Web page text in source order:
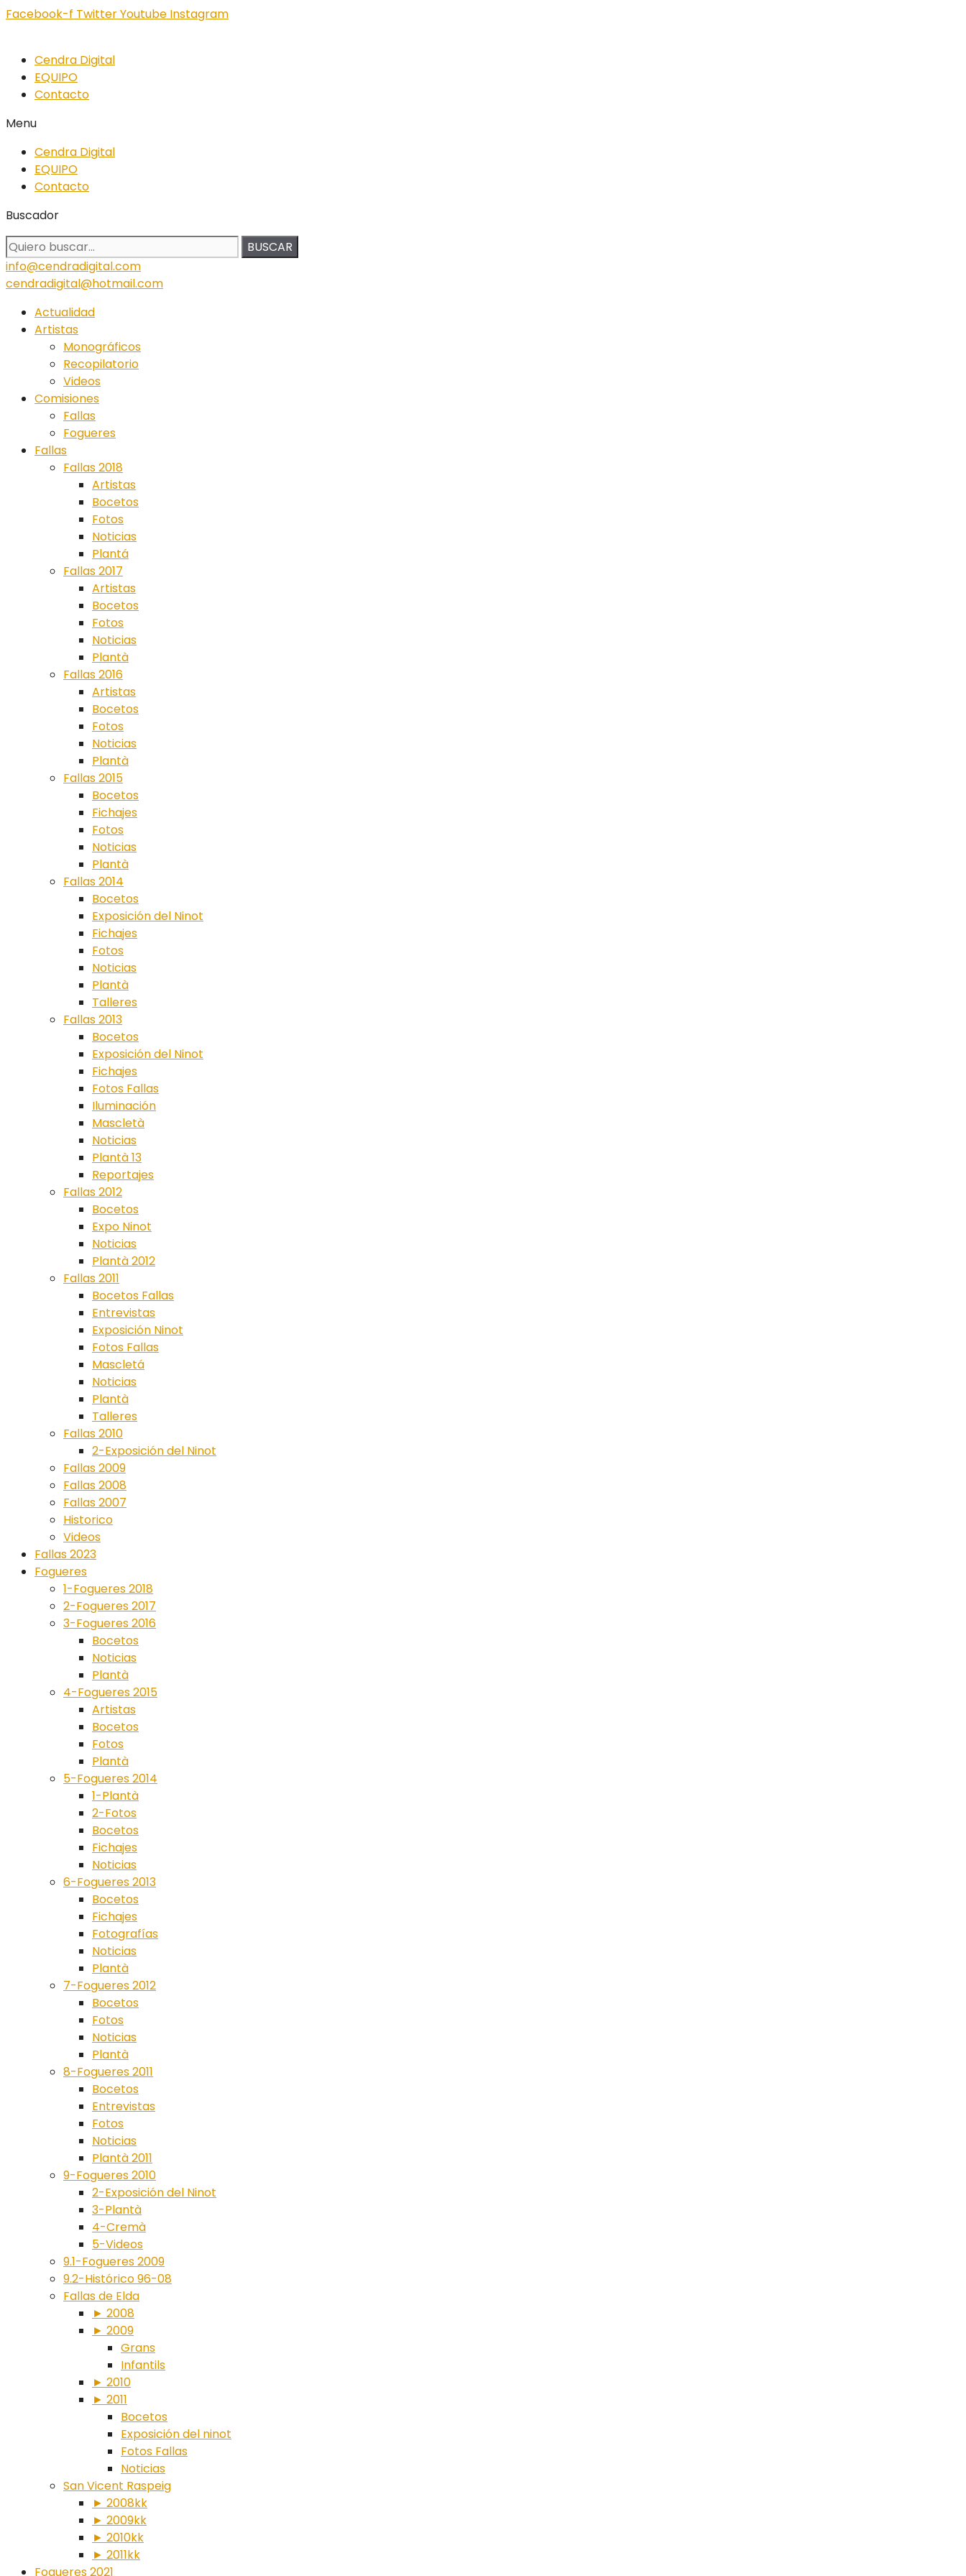
Facebook-f TwitterYoutube Instagram
Cendra Digital
EQUIPO
Contacto
Menu
Cendra Digital
EQUIPO
Contacto
Buscador
BUSCAR
info@cendradigital.com
cendradigital@hotmail.com
Actualidad
Artistas
Monográficos
Recopilatorio
Videos
Comisiones
Fallas
Fogueres
Fallas
Fallas 2018
Artistas
Bocetos
Fotos
Noticias
Plantá
Fallas 2017
Artistas
Bocetos
Fotos
Noticias
Plantà
Fallas 2016
Artistas
Bocetos
Fotos
Noticias
Plantà
Fallas 2015
Bocetos
Fichajes
Fotos
Noticias
Plantà
Fallas 2014
Bocetos
Exposición del Ninot
Fichajes
Fotos
Noticias
Plantà
Talleres
Fallas 2013
Bocetos
Exposición del Ninot
Fichajes
Fotos Fallas
Iluminación
Mascletà
Noticias
Plantà 13
Reportajes
Fallas 2012
Bocetos
Expo Ninot
Noticias
Plantà 2012
Fallas 2011
Bocetos Fallas
Entrevistas
Exposición Ninot
Fotos Fallas
Mascletá
Noticias
Plantà
Talleres
Fallas 2010
2-Exposición del Ninot
Fallas 2009
Fallas 2008
Fallas 2007
Historico
Videos
Fallas 2023
Fogueres
1-Fogueres 2018
2-Fogueres 2017
3-Fogueres 2016
Bocetos
Noticias
Plantà
4-Fogueres 2015
Artistas
Bocetos
Fotos
Plantà
5-Fogueres 2014
1-Plantà
2-Fotos
Bocetos
Fichajes
Noticias
6-Fogueres 2013
Bocetos
Fichajes
Fotografías
Noticias
Plantà
7-Fogueres 2012
Bocetos
Fotos
Noticias
Plantà
8-Fogueres 2011
Bocetos
Entrevistas
Fotos
Noticias
Plantà 2011
9-Fogueres 2010
2-Exposición del Ninot
3-Plantà
4-Cremà
5-Videos
9.1-Fogueres 2009
9.2-Histórico 96-08
Fallas de Elda
► 2008
► 2009
Grans
Infantils
► 2010
► 2011
Bocetos
Exposición del ninot
Fotos Fallas
Noticias
San Vicent Raspeig
► 2008kk
► 2009kk
► 2010kk
► 2011kk
Fogueres 2021